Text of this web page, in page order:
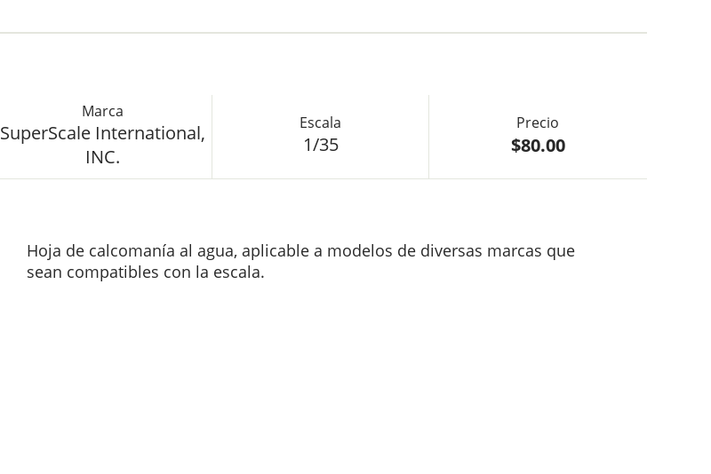
SuperScale International,
INC.
1/35 $80.00
Hoja de calcomanía al agua, aplicable a modelos de diversas marcas que
sean compatibles con la escala.